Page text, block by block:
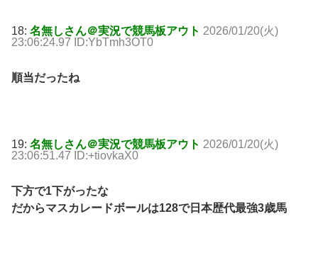
18: 名無しさん＠実況で競馬板アウト 2026/01/20(火)
23:06:24.97 ID:YbTmh3OT0
順当だったね
19: 名無しさん＠実況で競馬板アウト 2026/01/20(火)
23:06:51.47 ID:+tiovkaX0
下方で1下がったな
だからマスカレードボールは128で日本歴代最強3歳馬